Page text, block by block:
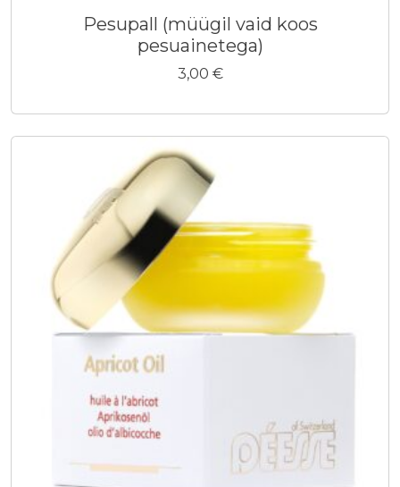
Pesupall (müügil vaid koos
pesuainetega)
3,00 €